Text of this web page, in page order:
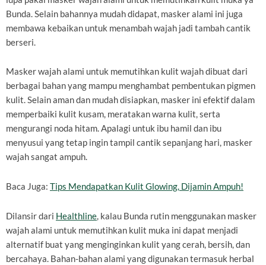
Bunda. Selain bahannya mudah didapat, masker alami ini juga
membawa kebaikan untuk menambah wajah jadi tambah cantik
berseri.
Masker wajah alami untuk memutihkan kulit wajah dibuat dari
berbagai bahan yang mampu menghambat pembentukan pigmen
kulit. Selain aman dan mudah disiapkan, masker ini efektif dalam
memperbaiki kulit kusam, meratakan warna kulit, serta
mengurangi noda hitam. Apalagi untuk ibu hamil dan ibu
menyusui yang tetap ingin tampil cantik sepanjang hari, masker
wajah sangat ampuh.
Baca Juga: Tips Mendapatkan Kulit Glowing, Dijamin Ampuh!
Dilansir dari Healthline, kalau Bunda rutin menggunakan masker
wajah alami untuk memutihkan kulit muka ini dapat menjadi
alternatif buat yang menginginkan kulit yang cerah, bersih, dan
bercahaya. Bahan-bahan alami yang digunakan termasuk herbal